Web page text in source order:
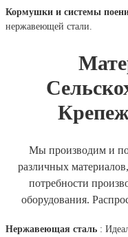
Кормушки и системы
нержавеющей стали.
Мы производим и
различных
потребности
оборудования.
Нержавеющая сталь :